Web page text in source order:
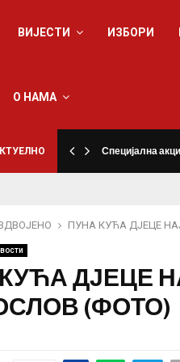
ВИЈЕСТИ ИЗБОРИ
О НАМА
Специјална
ПУНА КУЋА ДЈЕЦЕ
ДЈЕЦЕ
(ФОТО)